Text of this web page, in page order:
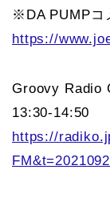
※DA PUMPコ
https://
Groovy Radio
13:30-14:50
https://